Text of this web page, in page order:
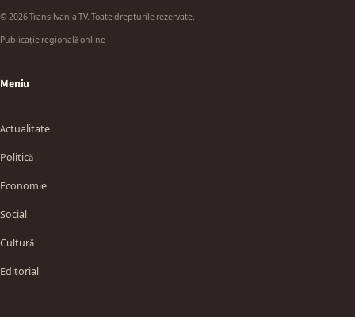
© 2026 Transilvania TV. Toate drepturile rezervate.
Publicație regională online
Meniu
Actualitate
Politică
Economie
Social
Cultură
Editorial